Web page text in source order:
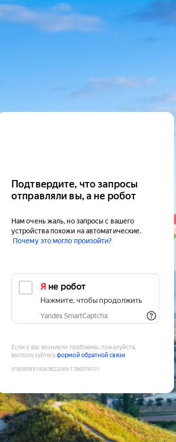
Подтвердите, что запросы
отправляли вы, а не робот
Нам очень жаль, но запросы с вашего
устройства похожи на автоматические.
Почему это могло произойти?
Я не робот
Нажмите, чтобы продолжить
Yandex SmartCaptcha
Если у вас возникли проблемы, пожалуйста,
воспользуйтесьформой обратной связи
9180939514063822049:1786074101